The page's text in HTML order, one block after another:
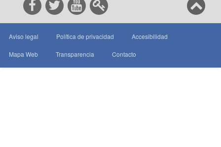
Aviso legal Política de privacidad Accesibilidad
Mapa Web Transparencia Contacto